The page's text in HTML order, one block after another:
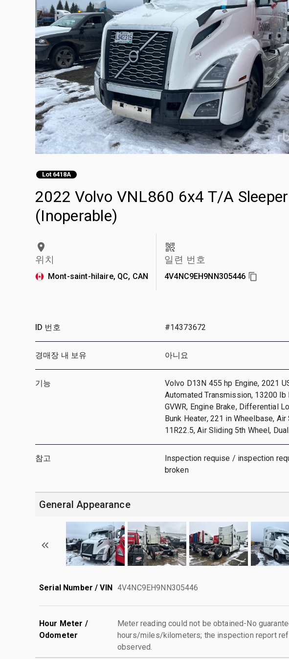
Lot 6418A
2022 Volvo VNL860 6x4 T/A
(Inoperable)
위치
Mont-saint-hilaire, QC, CAN
일련 번호
4V4NC9EH9NN305446
ID 번호 #14373672
경매장 내 보유 아니요
기능
Volvo D13N 455 hp Engine, 2021
Automated Transmission, 13200
GVWR, Engine Brake, Differential
Bunk Heater, 221 in Wheelbase,
11R22.5, Air Sliding 5th Wheel,
참고
Inspection requise / inspection
broken
General Appearance
Serial Number / VIN 4V4NC9EH9NN305446
Hour Meter /
Odometer
Meter reading could not be obtained-No
hours/miles/kilometers; the inspection report
observed.